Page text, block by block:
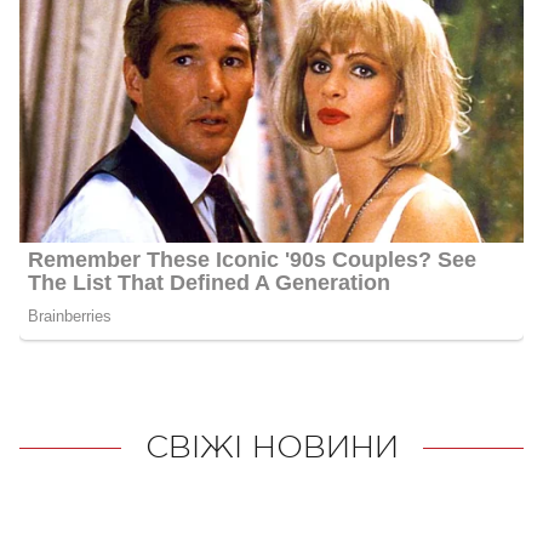
СВІЖІ НОВИНИ